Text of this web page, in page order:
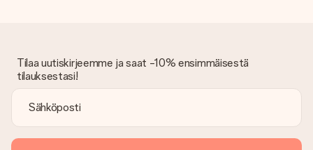
Tämä tarkoittaa sitä, että lahja toimitetaan suoraan
vastaanottajalle, mikä tekee siitä todellisen yllätyksen!
Tilaa uutiskirjeemme ja saat -10% ensimmäisestä
tilauksestasi!